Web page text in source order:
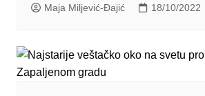
Maja Miljević-Đajić 18/10/2022